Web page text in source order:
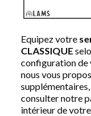
Equipez votre
CLASSIQUE
configuration de
nous vous
consulter notre
intérieur de